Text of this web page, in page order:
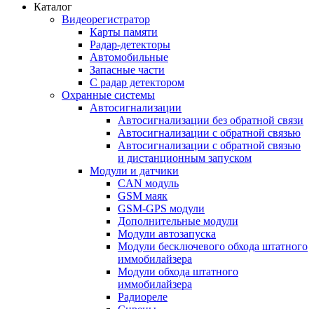
Каталог
Видеорегистратор
Карты памяти
Радар-детекторы
Автомобильные
Запасные части
С радар детектором
Охранные системы
Автосигнализации
Автосигнализации без обратной связи
Автосигнализации с обратной связью
Автосигнализации с обратной связью
и дистанционным запуском
Модули и датчики
CAN модуль
GSM маяк
GSM-GPS модули
Дополнительные модули
Модули автозапуска
Модули бесключевого обхода штатного
иммобилайзера
Модули обхода штатного
иммобилайзера
Радиореле